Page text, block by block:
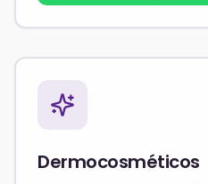
Dermocosméticos